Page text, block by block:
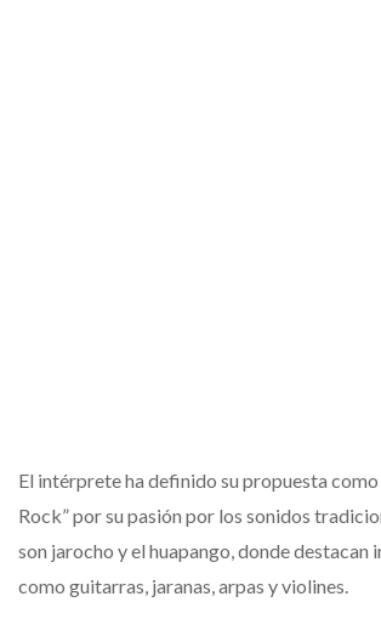
El intérprete ha definido su propuesta
Rock” por su pasión por los sonidos
son jarocho y el huapango, donde destacan
como guitarras, jaranas, arpas y violines.